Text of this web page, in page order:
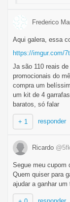
Frederico
Aqui galera, essa
https://imgur.com/
Ja são 110 reais
promocionais do
compra um
um kit de 4
baratos, só falar
+ 1 responder
Ricardo
Segue meu cupom
Quem quiser para
ajudar a ganhar um